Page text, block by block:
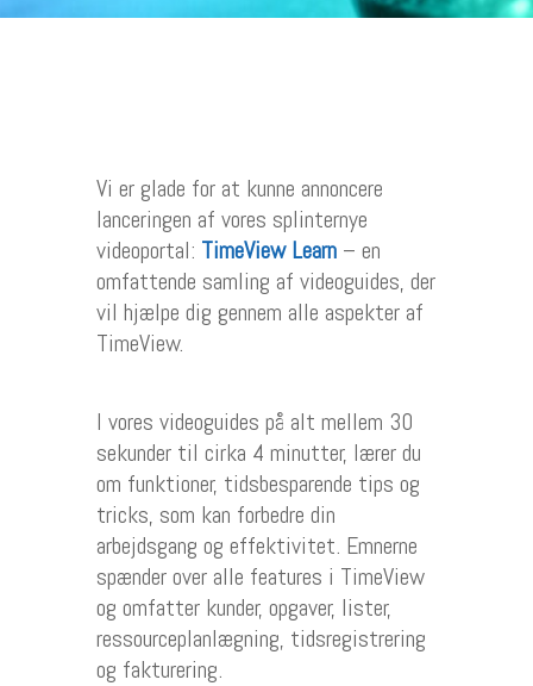
Vi er glade for at kunne annoncere
lanceringen af vores splinternye
videoportal: TimeView Learn– en
omfattende samling af videoguides, der
vil hjælpe dig gennem alle aspekter af
TimeView.
I vores videoguides på alt mellem 30
sekunder til cirka 4 minutter, lærer du
om funktioner, tidsbesparende tips og
tricks, som kan forbedre din
arbejdsgang og effektivitet. Emnerne
spænder over alle features i TimeView
og omfatter kunder, opgaver, lister,
ressourceplanlægning, tidsregistrering
og fakturering.